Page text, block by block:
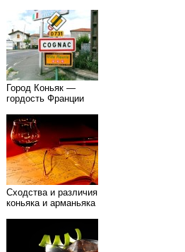
Город Коньяк —
гордость Франции
Сходства и различия
коньяка и арманьяка